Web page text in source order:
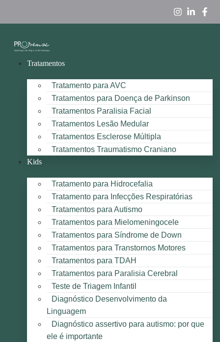
Tratamentos
Tratamento para AVC
Tratamentos para Doença de Parkinson
Tratamentos Paralisia Facial
Tratamentos Lesão Medular
Tratamentos Esclerose Múltipla
Tratamentos Traumatismo Craniano
Kids
Tratamento para Hidrocefalia
Tratamento para Infecções Respiratórias
Tratamentos para Autismo
Tratamentos para Mielomeningocele
Tratamentos para Síndrome de Down
Tratamentos para Transtornos Motores
Tratamentos para TDAH
Tratamentos para Paralisia Cerebral
Teste de Triagem Infantil
Diagnóstico Desenvolvimento da
Linguagem
Diagnóstico assertivo para autismo: por que
ele é importante